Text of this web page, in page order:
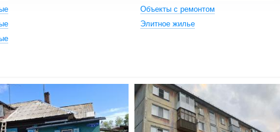
Объекты с ремонтом
Элитное жилье